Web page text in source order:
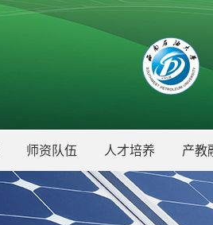
师资队伍 人才培养 产教